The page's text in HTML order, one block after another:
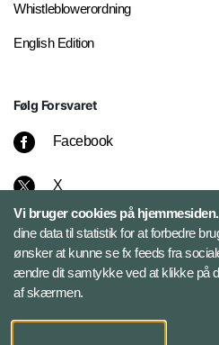
Whistleblowerordning
English Edition
Følg Forsvaret
Facebook
X
Instagram
Bluesky
LinkedIn
Vi bruger cookies på hjemmesiden.
dine data til statistik for at forbedre
ønsker at kunne se fx feeds fra
ændre dit samtykke ved at klikke på
af skærmen.